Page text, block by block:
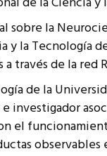
sobre la
la Tecnología
través de la red
de la
investigador
el
observables